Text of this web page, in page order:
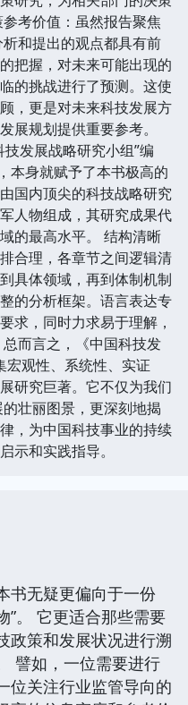
考价值：虽然报告聚焦
和提出的观点都具有前
把握，对未来可能出现的
的挑战进行了预测。这使
，更是对未来科技发展方
展规划提供重要参考。
发展战略研究小组”编
本身就赋予了本书极高的
国内顶尖的科技战略研究
人物组成，其研究成果代
的最高水平。 结构清晰
合理，各章节之间逻辑清
具体领域，再到体制机制
的分析框架。语言表达专
求，同时力求易于理解，
而言之，《中国科技发
宏观性、系统性、实证
研究巨著。它不仅为我们
壮丽图景，更深刻地揭
，为中国科技事业的持续
示和实践指导。
书无疑更偏向于一份
”。 它更适合那些需要
政策和发展状况进行溯
譬如，一位需要进行
位关注行业监管导向的